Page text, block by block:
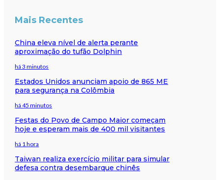
Mais Recentes
China eleva nível de alerta perante
aproximação do tufão Dolphin
há 3 minutos
Estados Unidos anunciam apoio de 865 ME
para segurança na Colômbia
há 45 minutos
Festas do Povo de Campo Maior começam
hoje e esperam mais de 400 mil visitantes
há 1 hora
Taiwan realiza exercício militar para simular
defesa contra desembarque chinês